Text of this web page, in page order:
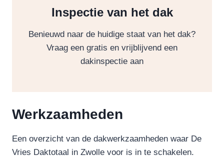
Inspectie van het dak
Benieuwd naar de huidige staat van het dak?
Vraag een gratis en vrijblijvend een
dakinspectie aan
Werkzaamheden
Een overzicht van de dakwerkzaamheden waar De
Vries Daktotaal in Zwolle voor is in te schakelen.